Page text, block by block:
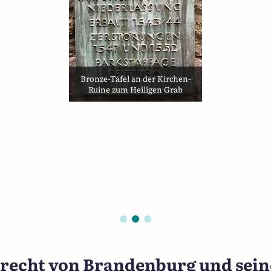
Bronze-Tafel an der Kirchen-
Ruine zum Heiligen Grab
Die EDV hält
von Brandenburg und